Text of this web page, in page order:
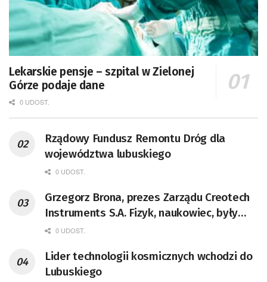
Lekarskie pensje – szpital w Zielonej
Górze podaje dane
0 UDOST.
Rządowy Fundusz Remontu Dróg dla
województwa lubuskiego
0 UDOST.
Grzegorz Brona, prezes Zarządu Creotech
Instruments S.A. Fizyk, naukowiec, były
pracownik CERN w Genewie,
doktor habilitowany nauk fizycznych,
koordynator Rady Sektorowej ds.
0 UDOST.
Lider technologii kosmicznych wchodzi do
Lubuskiego